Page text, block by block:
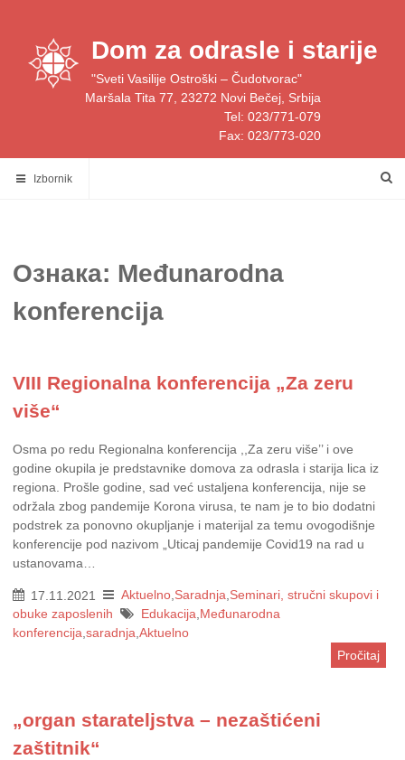
content
Dom za odrasle i starije
"Sveti Vasilije Ostroški – Čudotvorac"
Maršala Tita 77, 23272 Novi Bečej, Srbija
Tel: 023/771-079
Fax: 023/773-020
Izbornik
Ознака: Međunarodna
konferencija
VIII Regionalna konferencija „Za zeru
više“
Osma po redu Regionalna konferencija ,,Za zeru više’’ i ove
godine okupila je predstavnike domova za odrasla i starija lica iz
regiona. Prošle godine, sad već ustaljena konferencija, nije se
održala zbog pandemije Korona virusa, te nam je to bio dodatni
podstrek za ponovno okupljanje i materijal za temu ovogodišnje
konferencije pod nazivom „Uticaj pandemije Covid19 na rad u
ustanovama…
17.11.2021 Aktuelno,Saradnja,Seminari, stručni skupovi i
obuke zaposlenih
Edukacija,Međunarodna
konferencija,saradnja,Aktuelno
Pročitaj
„organ starateljstva – nezaštićeni
zaštitnik“